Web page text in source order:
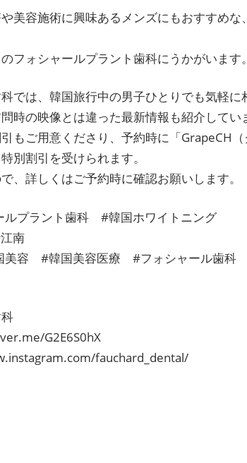
美容施術に興味あるメンズにもおすすめ
フォシャールプラント歯科にうかがいます。
では、韓国旅行中の男子ひとりでも気軽に
時の映像とは違った最新情報も紹介してい
もご用意くださり、予約時に「GrapeCH
別割引を受けられます。
、詳しくはご予約時に確認お願いします。
プラント歯科 #韓国ホワイトニング
南
容 #韓国美容医療 #フォシャール歯科
G2E6S0hX
fauchard_dental/